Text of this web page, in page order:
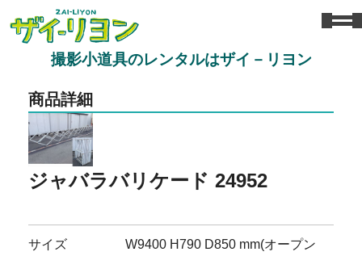
撮影小道具のレンタルはザイ－リヨン
商品詳細
ジャバラバリケード 24952
サイズ
W9400 H790 D850 mm(オープン